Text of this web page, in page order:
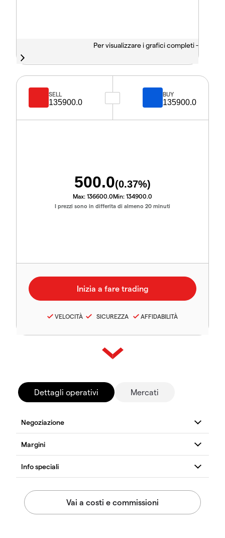
Per visualizzare i grafici completi -
SELL
135900.0
BUY
135900.0
500.0(0.37%)
Max: 136600.0Min: 134900.0
I prezzi sono in differita di almeno 20 minuti
VELOCITÀ SICUREZZA AFFIDABILITÀ
Dettagli operativi Mercati